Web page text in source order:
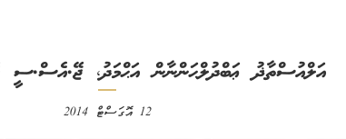
އަލްއުސްތާޛު ޢަބްދުލްޙަންނާން އަޙްމަދު،
12 އޮގަސްޓް 2014